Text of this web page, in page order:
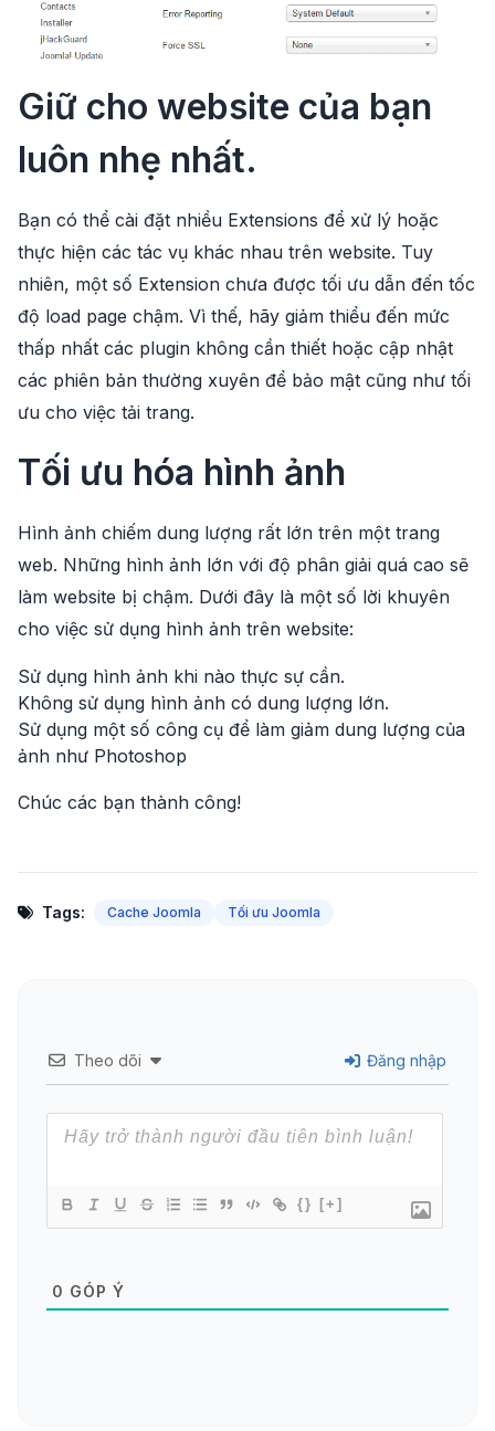
Giữ cho website của bạn
luôn nhẹ nhất.
Bạn có thể cài đặt nhiều Extensions để xử lý hoặc
thực hiện các tác vụ khác nhau trên website. Tuy
nhiên, một số Extension chưa được tối ưu dẫn đến tốc
độ load page chậm. Vì thế, hãy giảm thiểu đến mức
thấp nhất các plugin không cần thiết hoặc cập nhật
các phiên bản thường xuyên để bảo mật cũng như tối
ưu cho việc tải trang.
Tối ưu hóa hình ảnh
Hình ảnh chiếm dung lượng rất lớn trên một trang
web. Những hình ảnh lớn với độ phân giải quá cao sẽ
làm website bị chậm. Dưới đây là một số lời khuyên
cho việc sử dụng hình ảnh trên website:
Sử dụng hình ảnh khi nào thực sự cần.
Không sử dụng hình ảnh có dung lượng lớn.
Sử dụng một số công cụ để làm giảm dung lượng của
ảnh như Photoshop
Chúc các bạn thành công!
Tags: Cache Joomla Tối ưu Joomla
Theo dõi Đăng nhập
{} [+]
0 GÓP Ý